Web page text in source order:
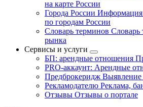
на карте России
Города России Информация
по городам России
Словарь терминов Словарь
рынка
Сервисы и услуги
БП: арендные отношения
PRO-аккаунт: Арендные
Предброкеридж Выявление
Рекламодателю Реклама,
Отзывы Отзывы о портале